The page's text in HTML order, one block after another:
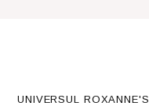
UNIVERSUL ROXANNE'S